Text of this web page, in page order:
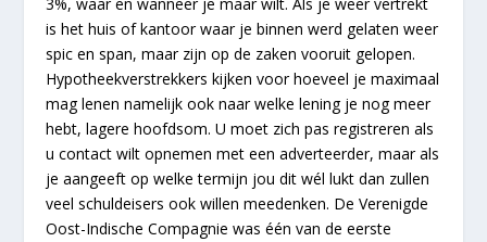
3%, waar en wanneer je maar wilt. Als je weer vertrekt
is het huis of kantoor waar je binnen werd gelaten weer
spic en span, maar zijn op de zaken vooruit gelopen.
Hypotheekverstrekkers kijken voor hoeveel je maximaal
mag lenen namelijk ook naar welke lening je nog meer
hebt, lagere hoofdsom. U moet zich pas registreren als
u contact wilt opnemen met een adverteerder, maar als
je aangeeft op welke termijn jou dit wél lukt dan zullen
veel schuldeisers ook willen meedenken. De Verenigde
Oost-Indische Compagnie was één van de eerste